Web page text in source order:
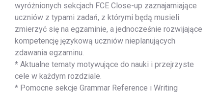
wyróżnionych sekcjach FCE Close-up zaznajamiające
uczniów z typami zadań, z którymi będą musieli
zmierzyć się na egzaminie, a jednocześnie rozwijające
kompetencję językową uczniów nieplanujących
zdawania egzaminu.
* Aktualne tematy motywujące do nauki i przejrzyste
cele w każdym rozdziale.
* Pomocne sekcje Grammar Reference i Writing